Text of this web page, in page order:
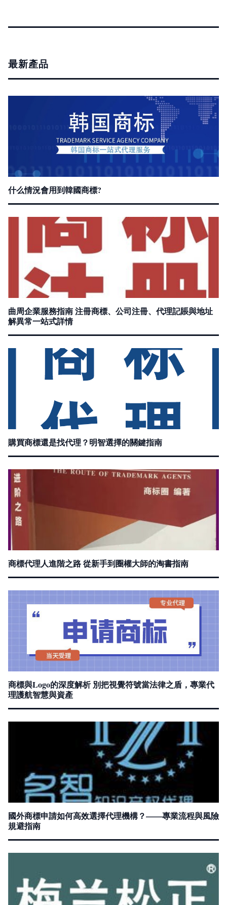
最新產品
什么情況會用到韓國商標?
曲周企業服務指南 注冊商標、公司注冊、代理記賬與地址
解異常一站式詳情
購買商標還是找代理？明智選擇的關鍵指南
商標代理人進階之路 從新手到圈權大師的淘書指南
商標與Logo的深度解析 別把視覺符號當法律之盾，專業代
理護航智慧與資產
國外商標申請如何高效選擇代理機構？——專業流程與風險
規避指南